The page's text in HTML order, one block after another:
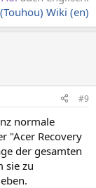
06D1-
die Windows-
und das
Windows-
Partition
geändert und
größeres
Wiki (en)
#9
normale
"Acer Recovery
der gesamten
sie zu